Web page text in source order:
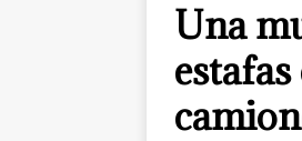
Una